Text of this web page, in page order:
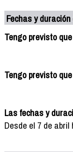
Fechas y
Tengo previsto
Tengo previsto
Las fechas y
Desde el 7 de